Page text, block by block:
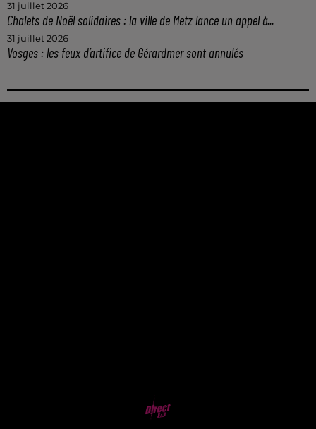
31 juillet 2026
Chalets de Noël solidaires : la ville de Metz lance un appel à...
31 juillet 2026
Vosges : les feux d’artifice de Gérardmer sont annulés